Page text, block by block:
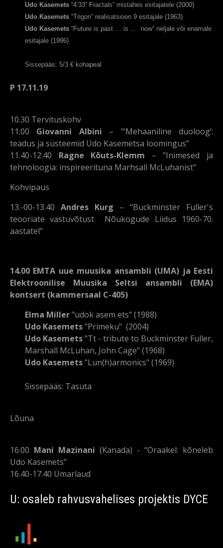
Udo Kasemets “4’33” Fractals” mistahes esitajatele (2000)
Udo Kasemets “Trigon” realisatsioon 9 esitajale (1963)
Udo Kasemets “Future is past … is …
now” neljale või enamale
esitajale (1996)
Sissepääs: 5/3 € kohapeal
P 17.11.19
10.30 Tervituskohv
11.00 Giovanni Albini – "‘Mehaaniline duoloog’:
teadus ja süsteemid Udo Kasemetsa loomingus”
11.40-12.40 Ragne Kõuts-Klemm – "Inimesed ja
tehnoloogia: inspireerituna Marhsall McLuhanist"
Kohvipaus
13.-00-13.40 Andres Kurg – "Buckminster Fuller's
teooriate vastuvõtust Nõukogude Liidus 1960-70.
aastatel"
14.00 EMTA uue muusika ansambli (UMA) ja Eesti
Elektroonilise Muusika Seltsi ansambli (EMA)
kontsert (kammersaal C-405)
Elma Miller"udok asem ets" (1988)
Udo Kasemets"Primeku" (2004)
Udo Kasemets"Tt - tribute to Buckminster Fuller,
Marshall McLuhan, John Cage" (1968)
Udo Kasemets"Lun(h)armonics" (1969)
Sissepääs: Tasuta
Lõuna
16.00 Mani Mazinani (Kanada) - “Oraakel: kõneleb
Udo Kasemets”
16.40-17.40 Ümarlaud
U: osaleb rahvusvahelises projektis DYCE